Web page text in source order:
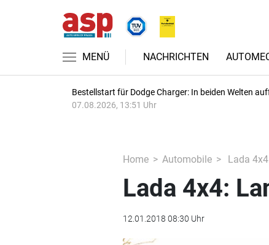
MENÜ NACHRICHTEN
Bestellstart für Dodge Charger: In beiden Welten
07.08.2026, 13:51 Uhr
Home Automobile Lada
Lada 4x4:
12.01.2018 08:30 Uhr